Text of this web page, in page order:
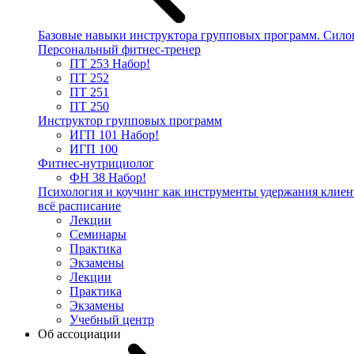
Базовые навыки инструктора групповых программ.
Персональный фитнес-тренер
ПТ 253 Набор!
ПТ 252
ПТ 251
ПТ 250
Инструктор групповых программ
ИГП 101 Набор!
ИГП 100
Фитнес-нутрициолог
ФН 38 Набор!
Психология и коучинг как инструменты удержания
всё расписание
Лекции
Семинары
Практика
Экзамены
Лекции
Практика
Экзамены
Учебный центр
Об ассоциации